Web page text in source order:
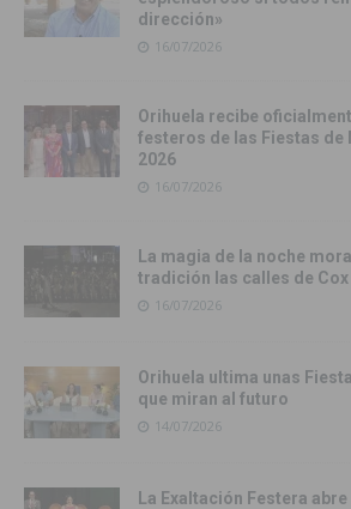
dirección»
16/07/2026
Orihuela recibe
festeros de las Fiestas de
2026
16/07/2026
La magia de la noche
tradición las calles de Cox
16/07/2026
Orihuela ultima unas
que miran al futuro
14/07/2026
La Exaltación Festera